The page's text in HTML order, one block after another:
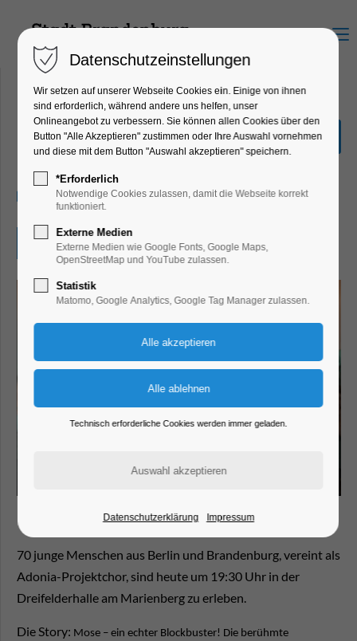
Menu
Adonia-Musical "Mose"
Kinder, Jugend, Religion, Theater, Bühne
24.10.2025, 19:30
Eintritt frei
70 junge Menschen aus Berlin und Brandenburg, vereint als
Adonia-Projektchor, sind heute um 19:30 Uhr in der
Dreifelderhalle am Marienberg zu erleben.
Die Story: Mose – ein echter Blockbuster! Die berühmte
Datenschutzeinstellungen
Wir setzen auf unserer Webseite Cookies ein. Einige von ihnen
sind erforderlich, während andere uns helfen, unser
Onlineangebot zu verbessern. Sie können allen Cookies über den
Button "Alle Akzeptieren" zustimmen oder Ihre Auswahl vornehmen
und diese mit dem Button "Auswahl akzeptieren" speichern.
*Erforderlich
Notwendige Cookies zulassen, damit die Webseite korrekt
funktioniert.
Externe Medien
Externe Medien wie Google Fonts, Google Maps,
OpenStreetMap und YouTube zulassen.
Statistik
Matomo, Google Analytics, Google Tag Manager zulassen.
Technisch erforderliche Cookies werden immer geladen.
Datenschutzerklärung Impressum